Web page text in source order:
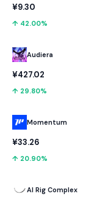
¥9.30
↑ 42.00%
Audiera
¥427.02
↑ 29.80%
Momentum
¥33.26
↑ 20.90%
AI Rig Complex